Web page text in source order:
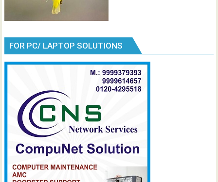
FOR PC/ LAPTOP SOLUTIONS